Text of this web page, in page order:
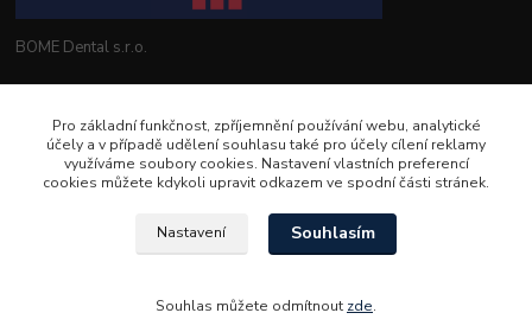
BOME Dental s.r.o.
info@bomedental.eu
Pro základní funkčnost, zpříjemnění používání webu, analytické
účely a v případě udělení souhlasu také pro účely cílení reklamy
využíváme soubory cookies. Nastavení vlastních preferencí
cookies můžete kdykoli upravit odkazem ve spodní části stránek.
Nastavení Souhlasím
Souhlas můžete odmítnout zde.